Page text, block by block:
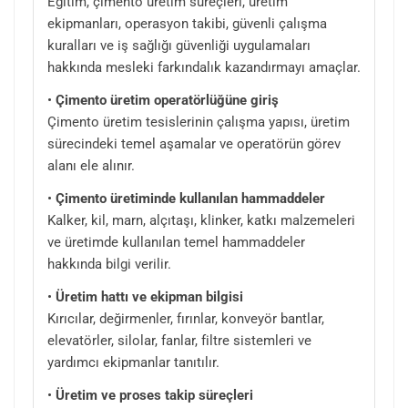
ekipmanları, operasyon takibi, güvenli çalışma
kuralları ve iş sağlığı güvenliği uygulamaları
hakkında mesleki farkındalık kazandırmayı amaçlar.
• Çimento üretim operatörlüğüne giriş
Çimento üretim tesislerinin çalışma yapısı, üretim
sürecindeki temel aşamalar ve operatörün görev
alanı ele alınır.
• Çimento üretiminde kullanılan hammaddeler
Kalker, kil, marn, alçıtaşı, klinker, katkı malzemeleri
ve üretimde kullanılan temel hammaddeler
hakkında bilgi verilir.
• Üretim hattı ve ekipman bilgisi
Kırıcılar, değirmenler, fırınlar, konveyör bantlar,
elevatörler, silolar, fanlar, filtre sistemleri ve
yardımcı ekipmanlar tanıtılır.
• Üretim ve proses takip süreçleri